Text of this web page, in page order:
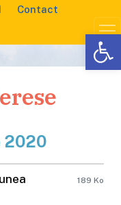
Contact
2020
189 Ko